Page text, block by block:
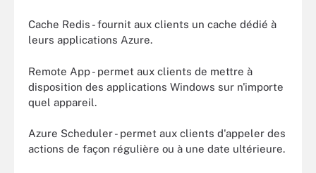
Cache Redis - fournit aux clients un cache dédié à
leurs applications Azure.
Remote App - permet aux clients de mettre à
disposition des applications Windows sur n'importe
quel appareil.
Azure Scheduler - permet aux clients d'appeler des
actions de façon régulière ou à une date ultérieure.